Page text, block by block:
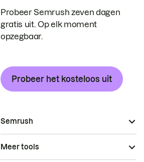
Probeer Semrush zeven dagen
gratis uit. Op elk moment
opzegbaar.
Probeer het kosteloos uit
Semrush
Meer tools